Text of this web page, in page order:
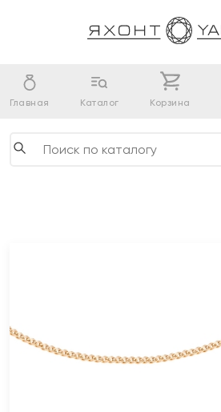
Главная Каталог Корзина